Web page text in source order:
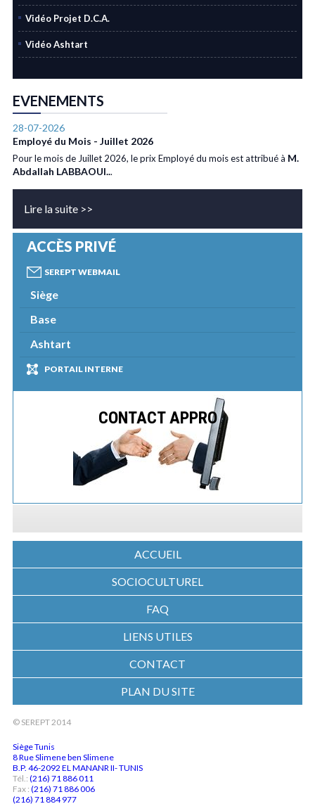
Vidéo Projet D.C.A.
Vidéo Ashtart
EVENEMENTS
28-07-2026
Employé du Mois - Juillet 2026
Pour le mois de Juillet 2026, le prix Employé du mois est attribué à M.
Abdallah LABBAOUI...
Lire la suite >>
ACCÈS PRIVÉ
SEREPT WEBMAIL
Siège
Base
Ashtart
PORTAIL INTERNE
CONTACT APPRO
ACCUEIL
SOCIOCULTUREL
FAQ
LIENS UTILES
CONTACT
PLAN DU SITE
© SEREPT 2014
Siège Tunis
8 Rue Slimene ben Slimene
B.P. 46-2092 EL MANANR II- TUNIS
Tél.: (216) 71 886 011
Fax : (216) 71 886 006
(216) 71 884 977